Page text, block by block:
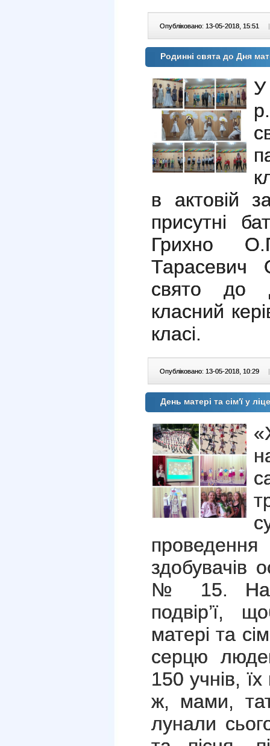
Опубліковано: 13-05-2018, 15:51 |
Родинні свята до Дня
в актовій
присутні
Грихно
Тарасевич
свято до
класний
класі.
Опубліковано: 13-05-2018, 10:29 |
День матері та сім'ї у
здобувачів
№ 15. На
подвір’ї,
матері та
серцю
150 учнів,
ж, мами,
лунали